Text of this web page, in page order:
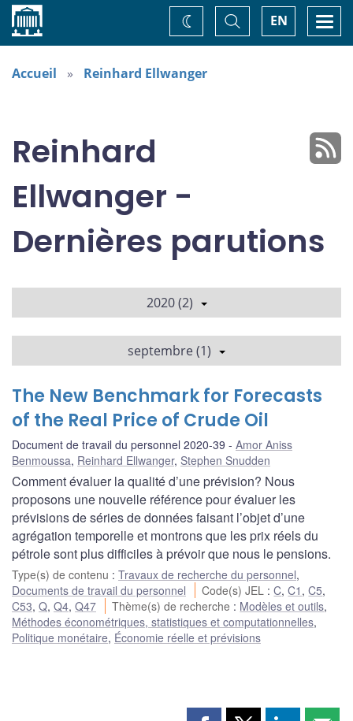
Accueil EN
Basculer
la
recherche
Changez
de
Accueil Reinhard Ellwanger
Reinhard
Ellwanger -
Dernières parutions
2020 (2)
septembre (1)
The New Benchmark for Forecasts
of the Real Price of Crude Oil
Document de travail du personnel 2020-39
Amor Aniss
Benmoussa, Reinhard Ellwanger, Stephen Snudden
Comment évaluer la qualité d’une prévision? Nous
proposons une nouvelle référence pour évaluer les
prévisions de séries de données faisant l’objet d’une
agrégation temporelle et montrons que les prix réels du
pétrole sont plus difficiles à prévoir que nous le pensions.
Type(s) de contenu : Travaux de recherche du personnel,
Documents de travail du personnel
Code(s) JEL :C,C1 ,C5,
C53, Q, Q4, Q47 Thème(s) de recherche : Modèles et outils,
Méthodes économétriques, statistiques et computationnelles,
Politique monétaire, Économie réelle et prévisions